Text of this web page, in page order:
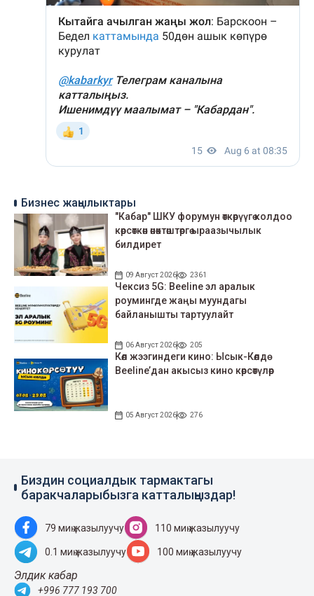
Бизнес жаңылыктары
"Кабар" ШКУ форумун өткөрүүгө колдоо
көрсөткөн өнөктөштөргө ыраазычылык
билдирет
09 Август 2026 2361
Чексиз 5G: Beeline эл аралык
роумингде жаңы муундагы
байланышты тартуулайт
06 Август 2026 205
Көл жээгиндеги кино: Ысык-Көлдө
Beeline’дан акысыз кино көрсөтүлөр
05 Август 2026 276
Биздин социалдык тармактагы
баракчаларыбызга катталыңыздар!
79 миң жазылуучу 110 миң жазылуучу
0.1 миң жазылуучу 100 миң жазылуучу
Элдик кабар
+996 777 193 700